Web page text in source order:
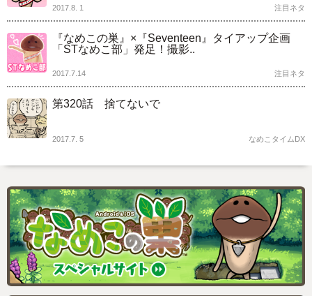
2017.8. 1 注目ネタ
『なめこの巣』×『Seventeen』タイアップ企画
「STなめこ部」発足！撮影..
2017.7.14 注目ネタ
第320話 捨てないで
2017.7. 5 なめこタイムDX